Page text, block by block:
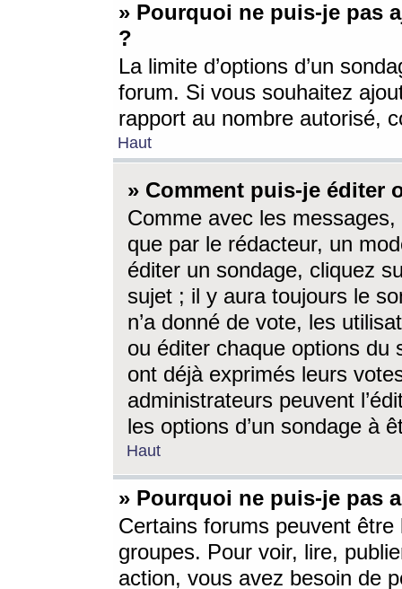
» Pourquoi ne puis-je pas
?
La limite d’options d’un
forum. Si vous souhaitez
rapport au nombre autorisé,
Haut
» Comment puis-je éditer
Comme avec les
que par le rédacteur, un
éditer un sondage, cliquez
sujet ; il y aura toujours le
n’a donné de vote, les
ou éditer chaque options du
ont déjà exprimés leurs
administrateurs peuvent
les options d’un sondage à
Haut
» Pourquoi ne puis-je pas
Certains forums peuvent être
groupes. Pour voir, lire,
action, vous avez besoin de